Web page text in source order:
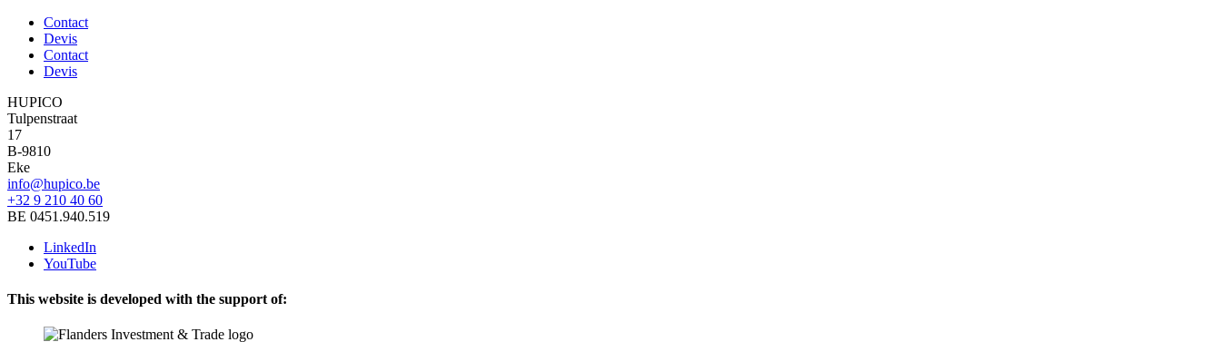
Contact
Devis
Contact
Devis
HUPICO
Tulpenstraat
17
B-9810
Eke
info@hupico.be
+32 9 210 40 60
BE 0451.940.519
LinkedIn
YouTube
This website is developed with the support of: